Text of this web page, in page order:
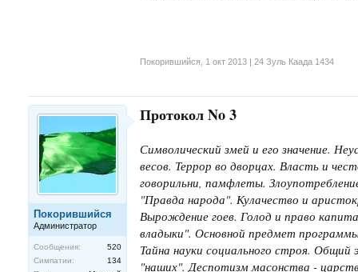
Покорившийся 1 окт 2013 | 24 Зуль Каада 1434
Покорившийся
Администратор
Сообщения:
520
Симпатии:
134
Протокол No 3
Символический змей и его значение.
весов. Террор во дворцах. Власть и
говорильни, памфлеты.
"Правда народа". Кулачество и
Вырождение гоев. Голод и право
владыки". Основной предмет
Тайна науки социального строя. Общий
"наших". Деспотизм масонства -